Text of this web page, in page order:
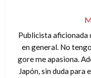
Publicista aficionada
en general. No
gore me apasiona.
Japón, sin duda